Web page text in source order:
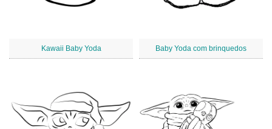
Kawaii Baby Yoda Baby Yoda com brinquedos